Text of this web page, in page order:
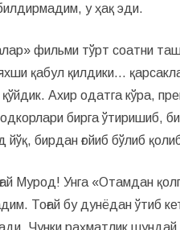
у ҳақ эди.
фильми тўрт соатни
қабул қилдики…
қўйдик. Ахир одатга кўра,
бирга ўтиришиб,
йўқ, бирдан ғойиб бўлиб
Мурод! Унга «Отамдан
Тоғай бу дунёдан ўтиб
Чунки раҳматлик